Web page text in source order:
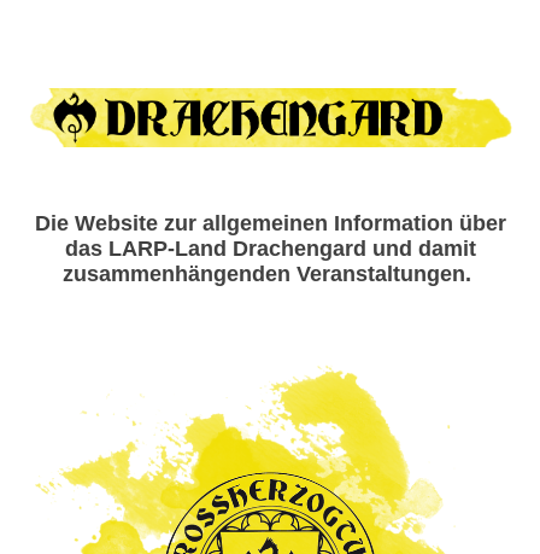
Die Website zur allgemeinen Information über
das LARP-Land Drachengard und damit
zusammenhängenden Veranstaltungen.